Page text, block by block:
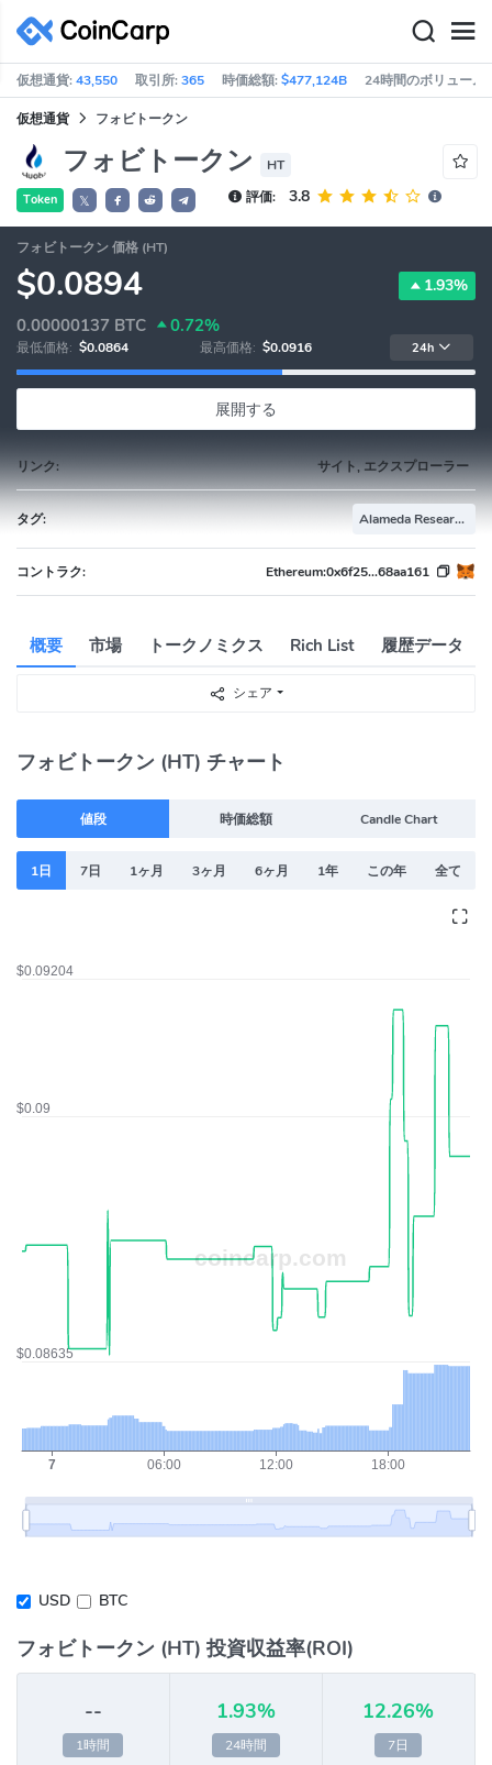
仮想通貨:43,550 取引所:365 時価総額:$477,124B 24時間のボリューム:
仮想通貨 フォビトークン
フォビトークン HT
Token 𝕏 評価: 3.8
フォビトークン 価格 (HT)
$0.0894 1.93%
0.00000137 BTC 0.72%
最低価格: $0.0864 最高価格: $0.0916 24h
展開する
リンク: サイト, エクスプローラー
タグ: Alameda Research Portfolio
コントラク: Ethereum:0x6f25...68aa161
概要 市場 トークノミクス Rich List 履歴データ
シェア
フォビトークン (HT) チャート
値段 時価総額 Candle Chart
1日 7日 1ヶ月 3ヶ月 6ヶ月 1年 この年 全て
USD BTC
フォビトークン (HT) 投資収益率(ROI)
--
1時間
1.93%
24時間
12.26%
7日